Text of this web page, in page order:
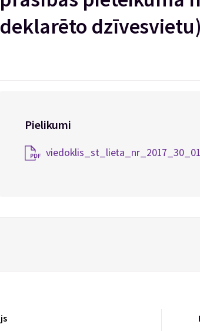
deklarēto dzīvesvietu)
Pielikumi